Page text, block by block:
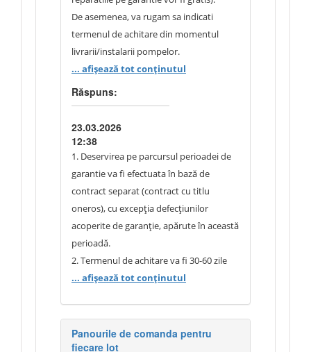
De asemenea, va rugam sa indicati
termenul de achitare din momentul
livrarii/instalarii pompelor.
... afișează tot conținutul
Răspuns:
23.03.2026
12:38
1. Deservirea pe parcursul perioadei de
garantie va fi efectuata în bază de
contract separat (contract cu titlu
oneros), cu excepția defecțiunilor
acoperite de garanție, apărute în această
perioadă.
2. Termenul de achitare va fi 30-60 zile
din momentul apariției obligației de
atribuire.
... afișează tot conținutul
Panourile de comanda pentru
fiecare lot